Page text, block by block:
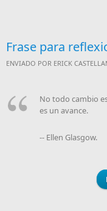
Frase para
ENVIADO POR ERICK
No todo cambio
es un avance.
-- Ellen Glasgow.